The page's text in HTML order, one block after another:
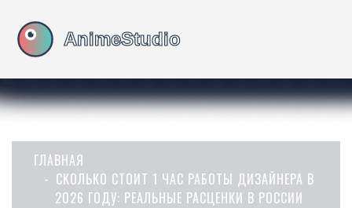
ГЛАВНАЯ
СКОЛЬКО СТОИТ 1 ЧАС РАБОТЫ ДИЗАЙНЕРА В
2026 ГОДУ: РЕАЛЬНЫЕ РАСЦЕНКИ В РОССИИ